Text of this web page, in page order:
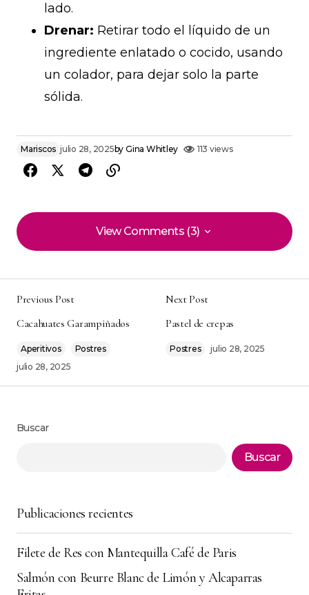
lado.
Drenar: Retirar todo el líquido de un
ingrediente enlatado o cocido, usando
un colador, para dejar solo la parte
sólida.
Mariscos julio 28, 2025by Gina Whitley 113 views
View Comments (3)
View Comments (3)
Quedó riquísimo en casa esta de
‘Sandwichon de Camarón y Salmón’ . me
recordó una versión que probé en un viaje.
agosto 18, 2025 at 11:48 am
Responder
Quedó mejor de lo que esperaba . me ahorró
Responder
¡Qué delicia! . la llevé a una reunión y voló de
la mesa. gracias por compartir.
Previous Post
Cacahuates Garampiñados
Aperitivos
Postres
julio 28, 2025
Next Post
Pastel de crepas
Postres julio 28, 2025
Buscar
Buscar
Publicaciones recientes
Filete de Res con Mantequilla Café de Paris
Salmón con Beurre Blanc de Limón y Alcaparras